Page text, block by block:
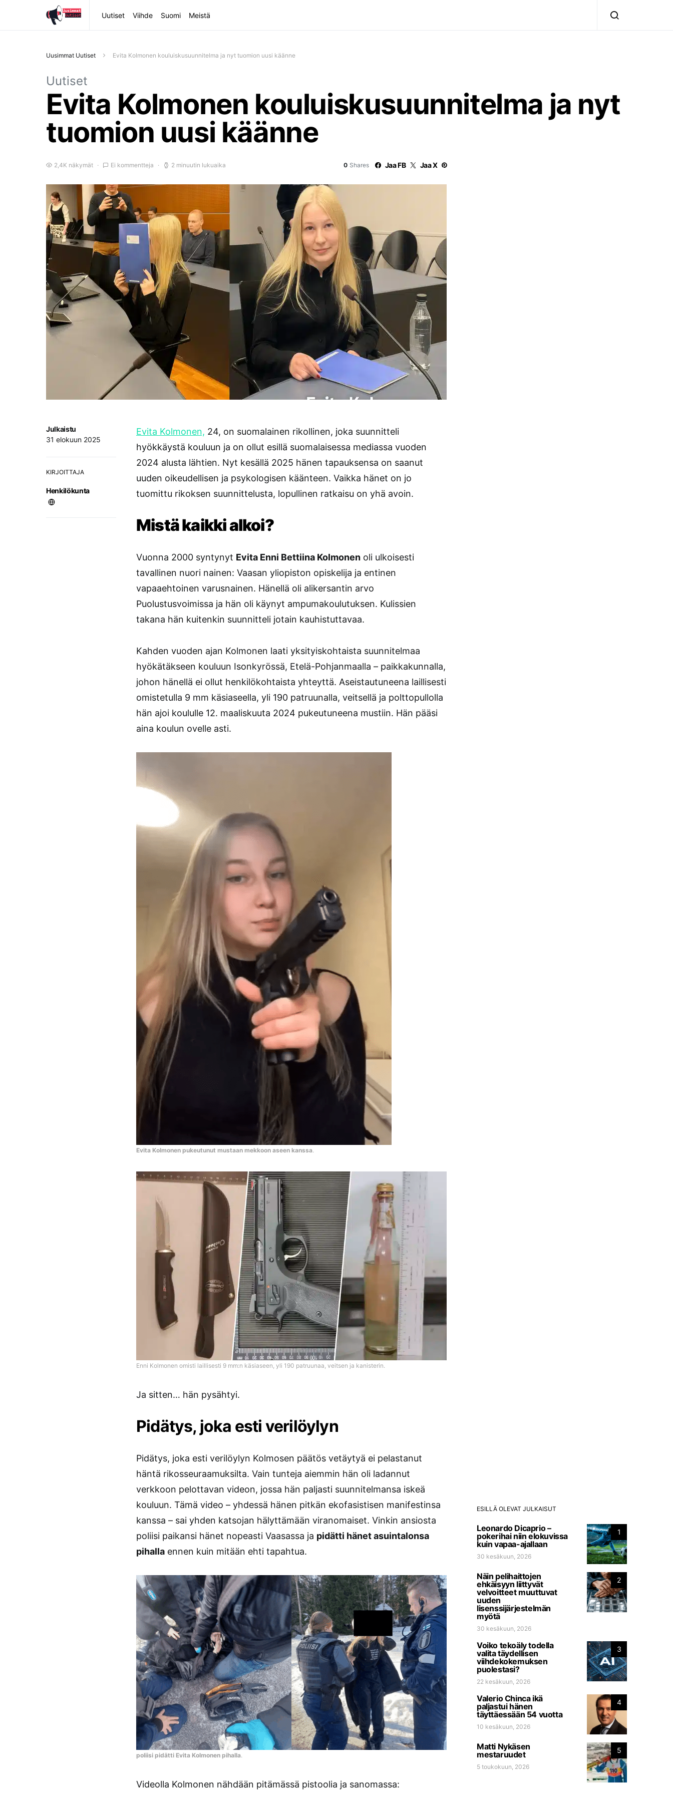
Uutiset Viihde Suomi Meistä
Uusimmat Uutiset Evita Kolmonen kouluiskusuunnitelma ja nyt tuomion uusi käänne
Uutiset
Evita Kolmonen kouluiskusuunnitelma ja nyt
tuomion uusi käänne
2,4K näkymät Ei kommentteja 2 minuutin lukuaika 0 Shares Jaa FB Jaa X
Julkaistu
31 elokuun 2025
KIRJOITTAJA
Henkilökunta
Evita Kolmonen, 24, on suomalainen rikollinen, joka suunnitteli
hyökkäystä kouluun ja on ollut esillä suomalaisessa mediassa vuoden
2024 alusta lähtien. Nyt kesällä 2025 hänen tapauksensa on saanut
uuden oikeudellisen ja psykologisen käänteen. Vaikka hänet on jo
tuomittu rikoksen suunnittelusta, lopullinen ratkaisu on yhä avoin.
Mistä kaikki alkoi?
Vuonna 2000 syntynyt Evita Enni Bettiina Kolmonen oli ulkoisesti
tavallinen nuori nainen: Vaasan yliopiston opiskelija ja entinen
vapaaehtoinen varusnainen. Hänellä oli alikersantin arvo
Puolustusvoimissa ja hän oli käynyt ampumakoulutuksen. Kulissien
takana hän kuitenkin suunnitteli jotain kauhistuttavaa.
Kahden vuoden ajan Kolmonen laati yksityiskohtaista suunnitelmaa
hyökätäkseen kouluun Isonkyrössä, Etelä-Pohjanmaalla – paikkakunnalla,
johon hänellä ei ollut henkilökohtaista yhteyttä. Aseistautuneena laillisesti
omistetulla 9 mm käsiaseella, yli 190 patruunalla, veitsellä ja polttopullolla
hän ajoi koululle 12. maaliskuuta 2024 pukeutuneena mustiin. Hän pääsi
aina koulun ovelle asti.
Evita Kolmonen pukeutunut mustaan mekkoon aseen kanssa.
Enni Kolmonen omisti laillisesti 9 mm:n käsiaseen, yli 190 patruunaa, veitsen ja kanisterin.
Ja sitten… hän pysähtyi.
Pidätys, joka esti verilöylyn
Pidätys, joka esti verilöylyn Kolmosen päätös vetäytyä ei pelastanut
häntä rikosseuraamuksilta. Vain tunteja aiemmin hän oli ladannut
verkkoon pelottavan videon, jossa hän paljasti suunnitelmansa iskeä
kouluun. Tämä video – yhdessä hänen pitkän ekofasistisen manifestinsa
kanssa – sai yhden katsojan hälyttämään viranomaiset. Vinkin ansiosta
poliisi paikansi hänet nopeasti Vaasassa ja pidätti hänet asuintalonsa
pihalla ennen kuin mitään ehti tapahtua.
poliisi pidätti Evita Kolmonen pihalla.
Videolla Kolmonen nähdään pitämässä pistoolia ja sanomassa:
ESILLÄ OLEVAT JULKAISUT
1
Leonardo Dicaprio –
pokerihai niin elokuvissa
kuin vapaa-ajallaan
30 kesäkuun, 2026
2
Näin pelihaittojen
ehkäisyyn liittyvät
velvoitteet muuttuvat
uuden
lisenssijärjestelmän
myötä
30 kesäkuun, 2026
3
Voiko tekoäly todella
valita täydellisen
viihdekokemuksen
puolestasi?
22 kesäkuun, 2026
4
Valerio Chinca ikä
paljastui hänen
täyttäessään 54 vuotta
10 kesäkuun, 2026
5
Matti Nykäsen
mestaruudet
5 toukokuun, 2026